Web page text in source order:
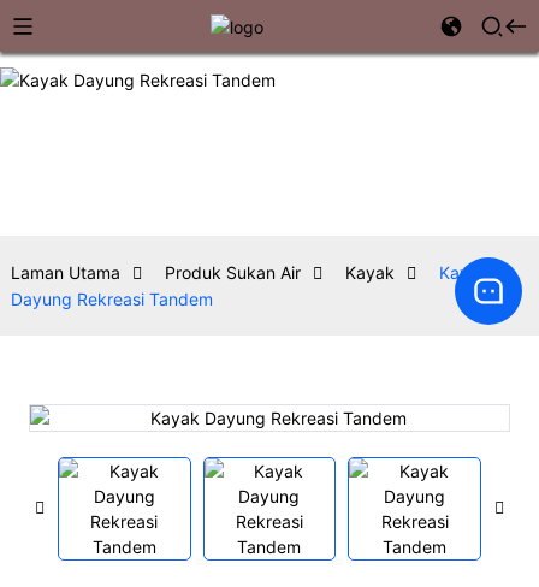
Laman Utama Produk Sukan Air Kayak
Kayak
Dayung Rekreasi Tandem